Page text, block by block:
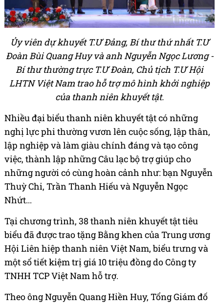
Ủy viên dự khuyết T.Ư Đảng, Bí thư thứ nhất T.Ư
Đoàn Bùi Quang Huy và anh Nguyễn Ngọc Lương -
Bí thư thường trực T.Ư Đoàn, Chủ tịch T.Ư Hội
LHTN Việt Nam trao hỗ trợ mô hình khởi nghiệp
của thanh niên khuyết tật.
Nhiều đại biểu thanh niên khuyết tật có những
nghị lực phi thường vươn lên cuộc sống, lập thân,
lập nghiệp và làm giàu chính đáng và tạo công
việc, thành lập những Câu lạc bộ trợ giúp cho
những người có cùng hoàn cảnh như: bạn Nguyễn
Thuỳ Chi, Trần Thanh Hiếu và Nguyễn Ngọc
Nhứt...
Tại chương trình, 38 thanh niên khuyết tật tiêu
biểu đã được trao tặng Bằng khen của Trung ương
Hội Liên hiệp thanh niên Việt Nam, biểu trưng và
một sổ tiết kiệm trị giá 10 triệu đồng do Công ty
TNHH TCP Việt Nam hỗ trợ.
Theo ông Nguyễn Quang Hiền Huy, Tổng Giám đố